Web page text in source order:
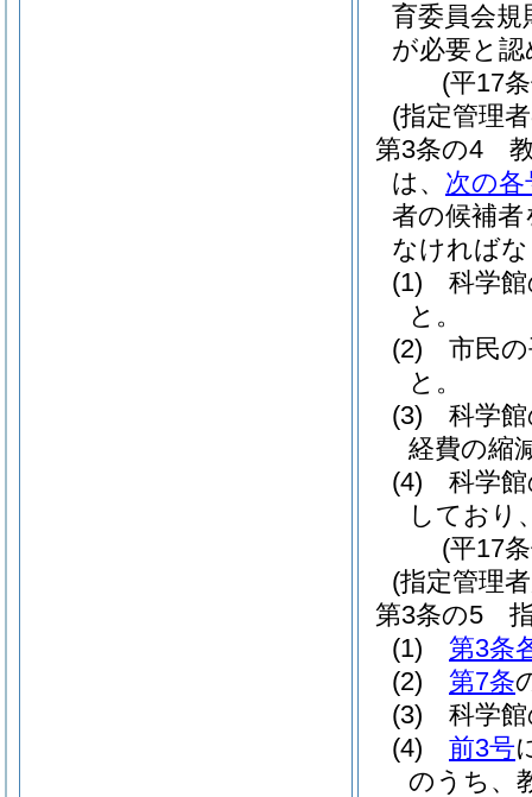
育委員会規
が必要と
(平17
(指定管理
第3条の4
は、 次の各
者の候補
なければ
(1)
科学
と。
(2)
市民
と。
(3)
科学
経費の縮
(4)
科学
しており
(平17
(指定管理
第3条の5
(1)
第3条
(2)
第7条
(3)
科学
(4)
前3号
のうち、